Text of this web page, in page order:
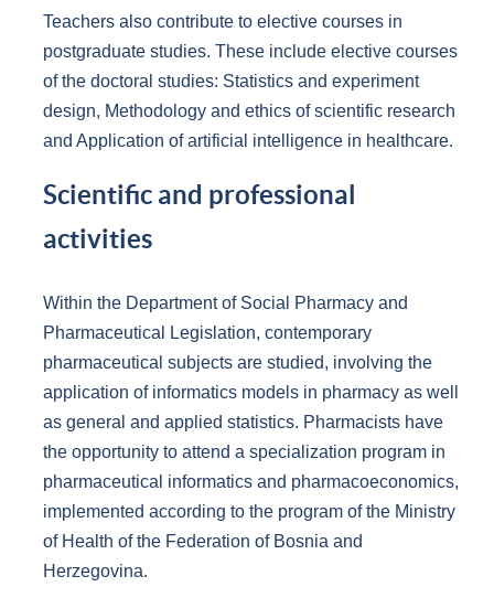
Teachers also contribute to elective courses in
postgraduate studies. These include elective courses
of the doctoral studies: Statistics and experiment
design, Methodology and ethics of scientific research
and Application of artificial intelligence in healthcare.
Scientific and professional
activities
Within the Department of Social Pharmacy and
Pharmaceutical Legislation, contemporary
pharmaceutical subjects are studied, involving the
application of informatics models in pharmacy as well
as general and applied statistics. Pharmacists have
the opportunity to attend a specialization program in
pharmaceutical informatics and pharmacoeconomics,
implemented according to the program of the Ministry
of Health of the Federation of Bosnia and
Herzegovina.